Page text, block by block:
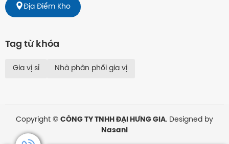
Địa Điểm Kho
Tag từ khóa
Gia vị sỉ Nhà phân phối gia vị
Copyright © CÔNG TY TNHH ĐẠI HƯNG GIA. Designed by
Nasani